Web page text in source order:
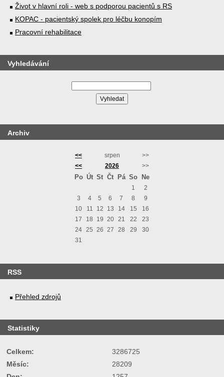
Život v hlavní roli - web s podporou pacientů s RS
KOPAC - pacientský spolek pro léčbu konopím
Pracovní rehabilitace
Vyhledávání
Archiv
<< srpen
>>
<<
2026 >>
Po Út St Čt Pá So Ne
1
2
3
4 5 6 7 8
9
10
11 12 13 14 15
16
17
18 19 20 21 22
23
24
25 26 27 28 29
30
31
RSS
Přehled zdrojů
Statistiky
Celkem:
3286725
Měsíc:
28209